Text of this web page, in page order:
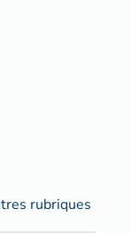
rubriques